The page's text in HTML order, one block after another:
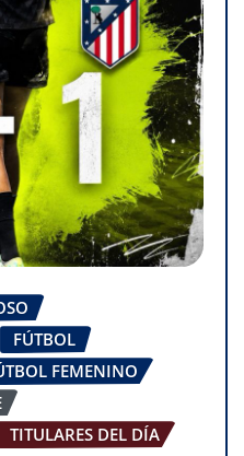
FÚTBOL
FEMENINO
TITULARES DEL DÍA